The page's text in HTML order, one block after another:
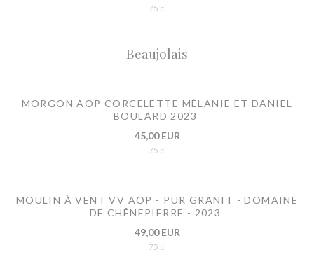
75 cl
Beaujolais
MORGON AOP CORCELETTE MÉLANIE ET DANIEL
BOULARD 2023
45,00 EUR
75 cl
MOULIN À VENT VV AOP - PUR GRANIT - DOMAINE
DE CHÊNEPIERRE - 2023
49,00 EUR
75 cl